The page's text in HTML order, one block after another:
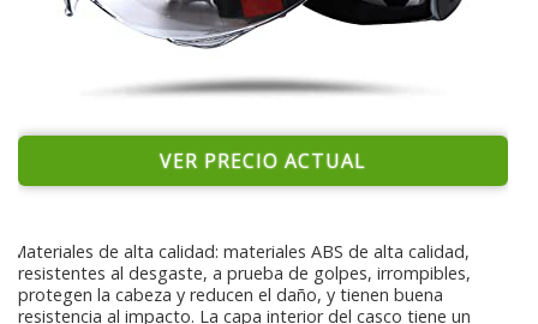
VER PRECIO ACTUAL
Materiales de alta calidad: materiales ABS de alta calidad,
resistentes al desgaste, a prueba de golpes, irrompibles,
protegen la cabeza y reducen el daño, y tienen buena
resistencia al impacto. La capa interior del casco tiene un